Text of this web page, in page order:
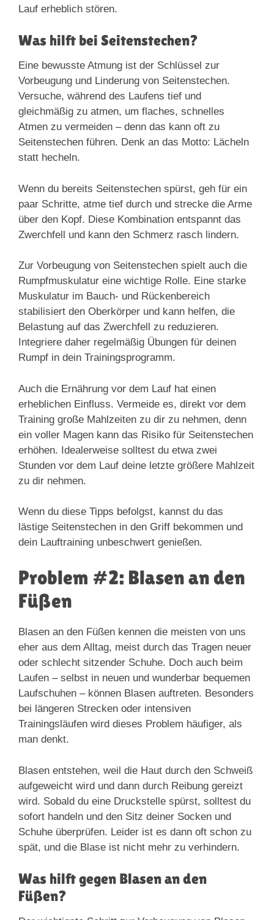
Lauf erheblich stören.
Was hilft bei Seitenstechen?
Eine bewusste Atmung ist der Schlüssel zur
Vorbeugung und Linderung von Seitenstechen.
Versuche, während des Laufens tief und
gleichmäßig zu atmen, um flaches, schnelles
Atmen zu vermeiden – denn das kann oft zu
Seitenstechen führen. Denk an das Motto: Lächeln
statt hecheln.
Wenn du bereits Seitenstechen spürst, geh für ein
paar Schritte, atme tief durch und strecke die Arme
über den Kopf. Diese Kombination entspannt das
Zwerchfell und kann den Schmerz rasch lindern.
Zur Vorbeugung von Seitenstechen spielt auch die
Rumpfmuskulatur eine wichtige Rolle. Eine starke
Muskulatur im Bauch- und Rückenbereich
stabilisiert den Oberkörper und kann helfen, die
Belastung auf das Zwerchfell zu reduzieren.
Integriere daher regelmäßig Übungen für deinen
Rumpf in dein Trainingsprogramm.
Auch die Ernährung vor dem Lauf hat einen
erheblichen Einfluss. Vermeide es, direkt vor dem
Training große Mahlzeiten zu dir zu nehmen, denn
ein voller Magen kann das Risiko für Seitenstechen
erhöhen. Idealerweise solltest du etwa zwei
Stunden vor dem Lauf deine letzte größere Mahlzeit
zu dir nehmen.
Wenn du diese Tipps befolgst, kannst du das
lästige Seitenstechen in den Griff bekommen und
dein Lauftraining unbeschwert genießen.
Problem #2: Blasen an den
Füßen
Blasen an den Füßen kennen die meisten von uns
eher aus dem Alltag, meist durch das Tragen neuer
oder schlecht sitzender Schuhe. Doch auch beim
Laufen – selbst in neuen und wunderbar bequemen
Laufschuhen – können Blasen auftreten. Besonders
bei längeren Strecken oder intensiven
Trainingsläufen wird dieses Problem häufiger, als
man denkt.
Blasen entstehen, weil die Haut durch den Schweiß
aufgeweicht wird und dann durch Reibung gereizt
wird. Sobald du eine Druckstelle spürst, solltest du
sofort handeln und den Sitz deiner Socken und
Schuhe überprüfen. Leider ist es dann oft schon zu
spät, und die Blase ist nicht mehr zu verhindern.
Was hilft gegen Blasen an den
Füßen?